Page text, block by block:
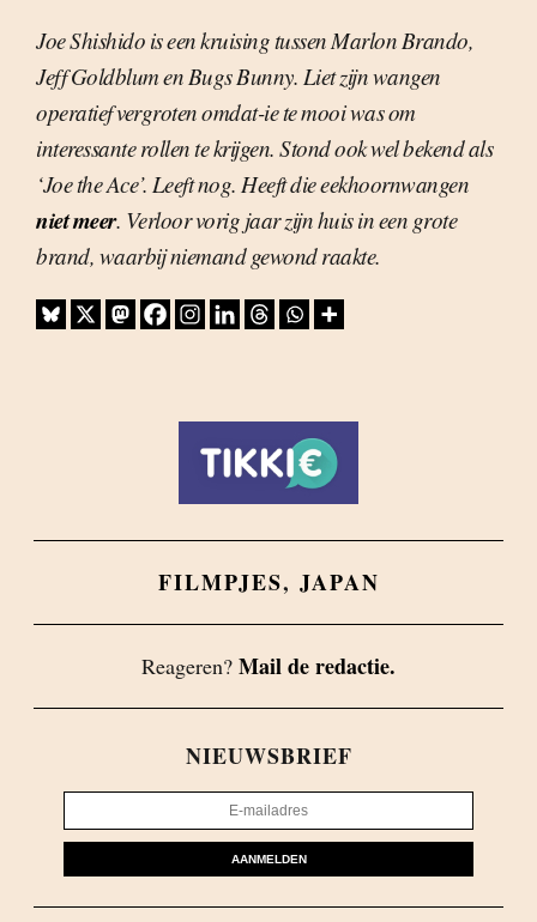
Joe Shishido is een kruising tussen Marlon Brando,
Jeff Goldblum en Bugs Bunny. Liet zijn wangen
operatief vergroten omdat-ie te mooi was om
interessante rollen te krijgen. Stond ook wel bekend als
‘Joe the Ace’. Leeft nog. Heeft die eekhoornwangen
niet meer. Verloor vorig jaar zijn huis in een grote
brand, waarbij niemand gewond raakte.
FILMPJES, JAPAN
Reageren? Mail de redactie.
NIEUWSBRIEF
AANMELDEN